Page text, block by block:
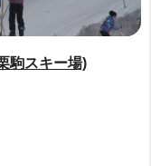
駒スキー場)